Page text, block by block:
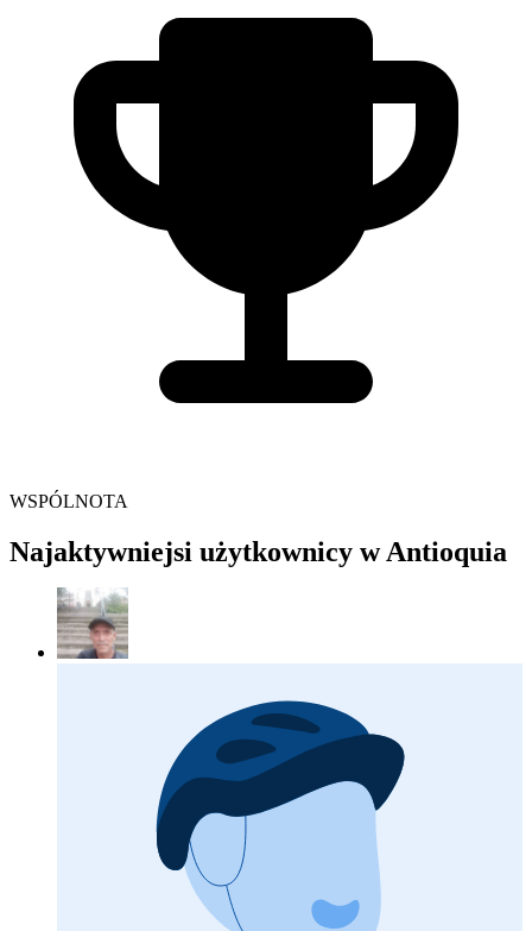
WSPÓLNOTA
Najaktywniejsi użytkownicy w Antioquia